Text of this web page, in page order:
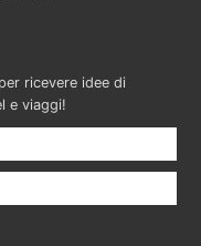
ricevere idee di
e viaggi!